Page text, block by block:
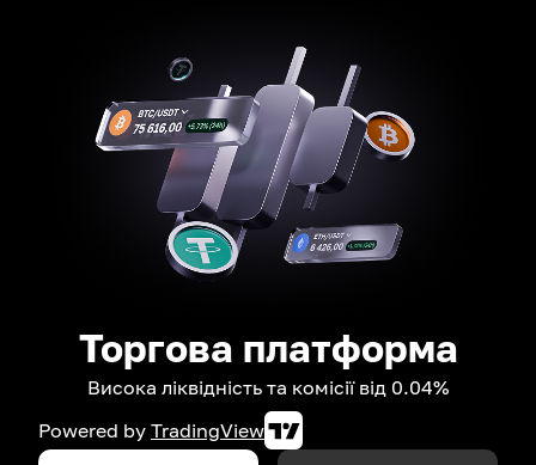
Торгова платформа
Висока ліквідність та комісії від 0.04%
Powered by TradingView